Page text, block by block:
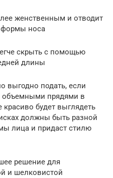
женственным и отводит
формы носа
скрыть с помощью
длины
выгодно подать, если
объемными прядями в
будет выглядеть
должны быть разной
лица и придаст стилю
решение для
и шелковистой